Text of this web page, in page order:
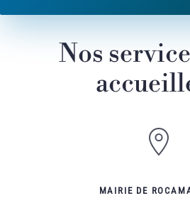
Nos
MAIRIE DE